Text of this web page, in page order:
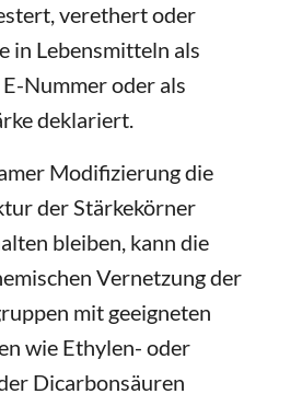
verethert oder
in Lebensmitteln als
Nummer oder als
deklariert.
Modifizierung die
der Stärkekörner
bleiben, kann die
Vernetzung der
mit geeigneten
wie Ethylen- oder
Dicarbonsäuren